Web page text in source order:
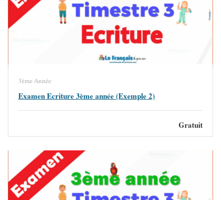
3ème Année
Examen Ecriture 3ème année (Exemple 2)
Gratuit